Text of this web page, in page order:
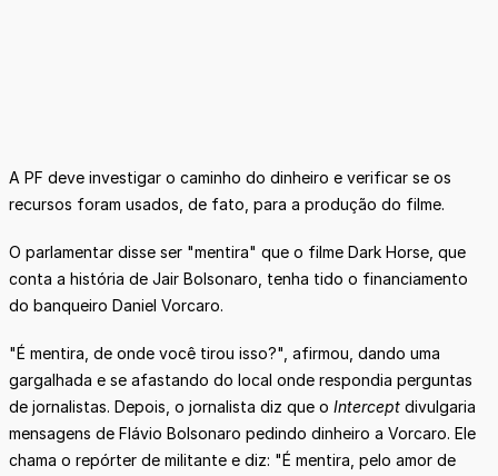
A PF deve investigar o caminho do dinheiro e verificar se os
recursos foram usados, de fato, para a produção do filme.
O parlamentar disse ser "mentira" que o filme Dark Horse, que
conta a história de Jair Bolsonaro, tenha tido o financiamento
do banqueiro Daniel Vorcaro.
"É mentira, de onde você tirou isso?", afirmou, dando uma
gargalhada e se afastando do local onde respondia perguntas
de jornalistas. Depois, o jornalista diz que o Intercept divulgaria
mensagens de Flávio Bolsonaro pedindo dinheiro a Vorcaro. Ele
chama o repórter de militante e diz: "É mentira, pelo amor de